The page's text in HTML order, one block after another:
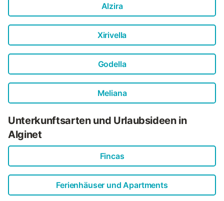
Alzira
Xirivella
Godella
Meliana
Unterkunftsarten und Urlaubsideen in
Alginet
Fincas
Ferienhäuser und Apartments